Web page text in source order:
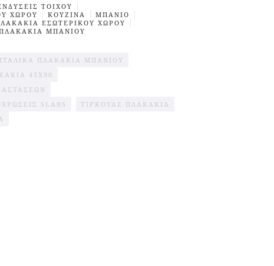
TΟΙΧΟΥ
ΧΩΡΟΥ
ΚΟΥΖΊΝΑ
ΜΠΆΝΙΟ
ΕΣΩΤΕΡΙΚΟΎ ΧΩΡΟΥ
ΜΠΑΝΙΟΥ
ΙΤΑΛΙΚΆ ΠΛΑΚΆΚΙΑ ΜΠΆΝΙΟΥ
45X90
SLABS
ΤΙΡΚΟΥΆΖ ΠΛΑΚΆΚΙΑ